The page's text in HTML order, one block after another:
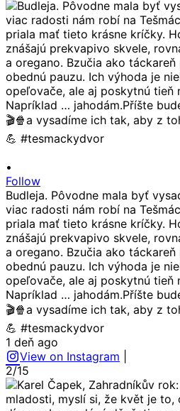
•
Follow
Budleja. Pôvodne mala byť
viac radosti nám robí na
priala mať tieto krásne kríčky.
znášajú prekvapivo skvele,
a oregano. Bzučia ako
obednú pauzu. Ich výhoda je
opeľovače, ale aj poskytnú tieň
Napríklad … jahodám.Příšte
🎬🍿a vysadíme ich tak, aby z
💪 #tesmackydvor
1 deň ago
View on Instagram
2/15